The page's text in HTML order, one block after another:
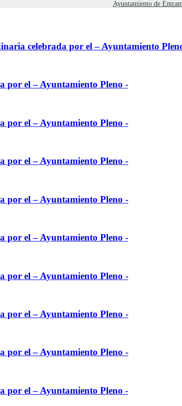
Ayuntamiento de
celebrada por el – Ayuntamiento
por el – Ayuntamiento Pleno -
por el – Ayuntamiento Pleno -
por el – Ayuntamiento Pleno -
por el – Ayuntamiento Pleno -
por el – Ayuntamiento Pleno -
por el – Ayuntamiento Pleno -
por el – Ayuntamiento Pleno -
por el – Ayuntamiento Pleno -
por el – Ayuntamiento Pleno -